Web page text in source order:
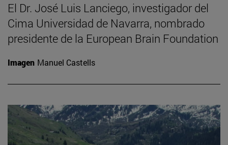
El Dr. José Luis Lanciego, investigador del
Cima Universidad de Navarra, nombrado
presidente de la European Brain Foundation
Imagen Manuel Castells